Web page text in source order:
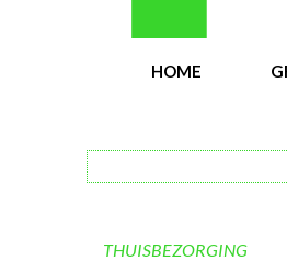
HOME
THUISBEZORGING